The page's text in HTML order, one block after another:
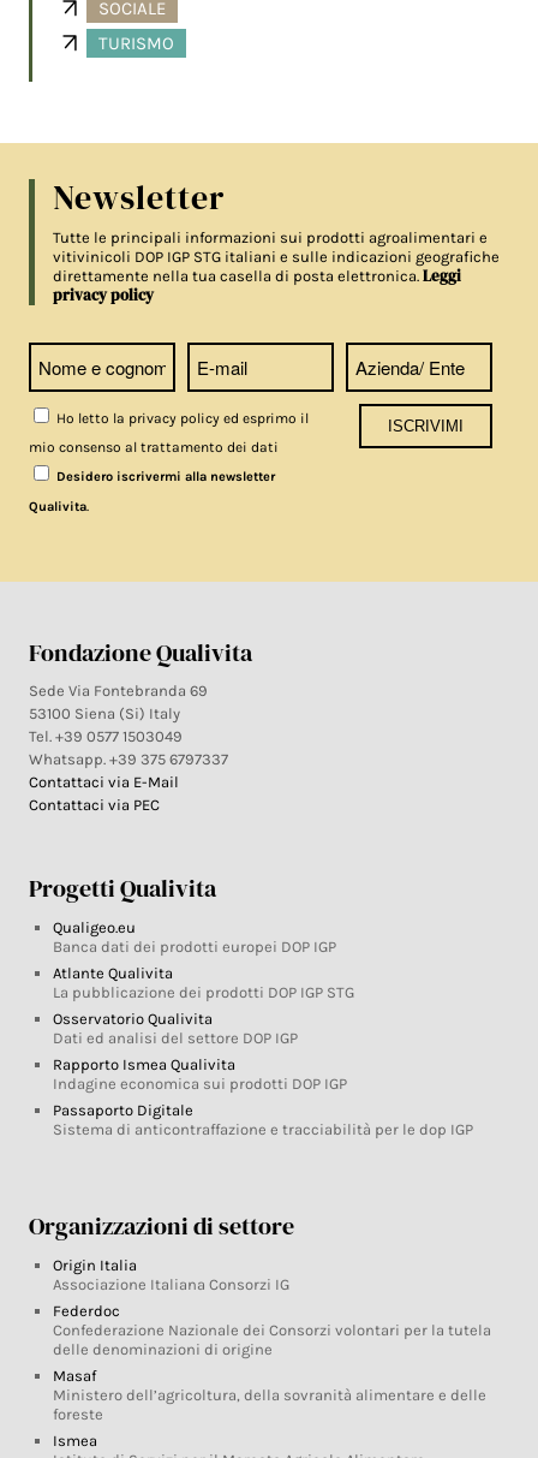
SOCIALE
TURISMO
Newsletter
Tutte le principali informazioni sui prodotti agroalimentari e
vitivinicoli DOP IGP STG italiani e sulle indicazioni geografiche
direttamente nella tua casella di posta elettronica.Leggi
privacy policy
Ho letto la privacy policy ed esprimo il
mio consenso al trattamento dei dati
Desidero iscrivermi alla newsletter
Qualivita
Fondazione Qualivita
Sede Via Fontebranda 69
53100 Siena (Si) Italy
Tel. +39 0577 1503049
Whatsapp. +39 375 6797337
Contattaci via E-Mail
Contattaci via PEC
Progetti Qualivita
Qualigeo.eu
Banca dati dei prodotti europei DOP IGP
Atlante Qualivita
La pubblicazione dei prodotti DOP IGP STG
Osservatorio Qualivita
Dati ed analisi del settore DOP IGP
Rapporto Ismea Qualivita
Indagine economica sui prodotti DOP IGP
Passaporto Digitale
Sistema di anticontraffazione e tracciabilità per le dop IGP
Organizzazioni di settore
Origin Italia
Associazione Italiana Consorzi IG
Federdoc
Confederazione Nazionale dei Consorzi volontari per la tutela
delle denominazioni di origine
Masaf
Ministero dell’agricoltura, della sovranità alimentare e delle
foreste
Ismea